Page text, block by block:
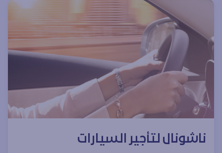
ناشونال لتأجير السيارات